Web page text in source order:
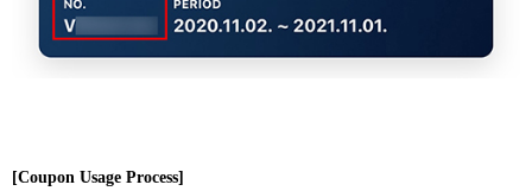
[Coupon Usage Process]